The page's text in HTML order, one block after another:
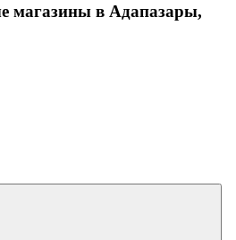
магазины в Адапазары,